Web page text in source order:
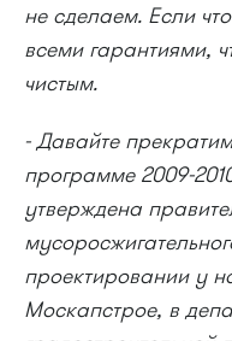
не сделаем. Если
всеми гарантиями,
чистым.
- Давайте
программе 2009-
утверждена
проектировании у
Москапстрое, в